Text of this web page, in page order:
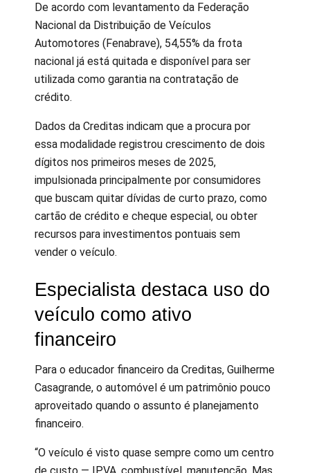
De acordo com levantamento da Federação
Nacional da Distribuição de Veículos
Automotores (Fenabrave), 54,55% da frota
nacional já está quitada e disponível para ser
utilizada como garantia na contratação de
crédito.
Dados da Creditas indicam que a procura por
essa modalidade registrou crescimento de dois
dígitos nos primeiros meses de 2025,
impulsionada principalmente por consumidores
que buscam quitar dívidas de curto prazo, como
cartão de crédito e cheque especial, ou obter
recursos para investimentos pontuais sem
vender o veículo.
Especialista destaca uso do
veículo como ativo
financeiro
Para o educador financeiro da Creditas, Guilherme
Casagrande, o automóvel é um patrimônio pouco
aproveitado quando o assunto é planejamento
financeiro.
“O veículo é visto quase sempre como um centro